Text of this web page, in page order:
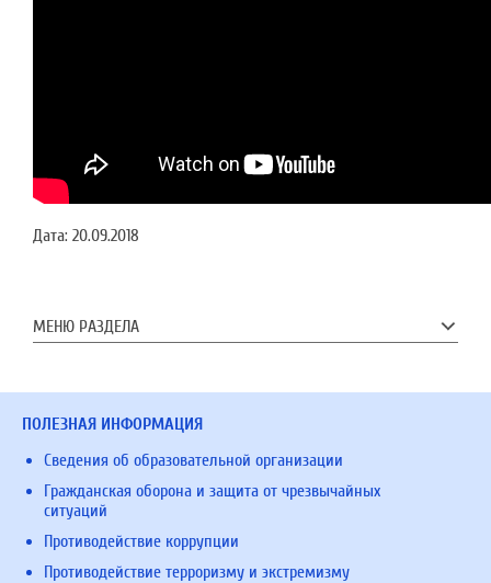
Дата: 20.09.2018
МЕНЮ РАЗДЕЛА
ПОЛЕЗНАЯ ИНФОРМАЦИЯ
Сведения об образовательной организации
Гражданская оборона и защита от чрезвычайных
ситуаций
Противодействие коррупции
Противодействие терроризму и экстремизму